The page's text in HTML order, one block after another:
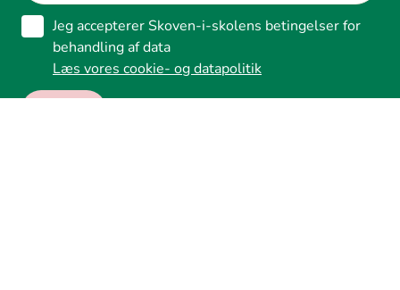
Jeg accepterer Skoven-i-skolens betingelser for
behandling af data
Læs vores cookie- og datapolitik